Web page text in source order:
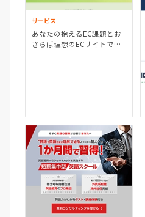
サービス
あなたの抱えるEC課題とお
さらば理想のECサイトで売